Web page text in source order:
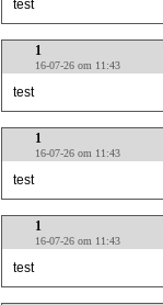
test
1
16-07-26 om 11:43
test
1
16-07-26 om 11:43
test
1
16-07-26 om 11:43
test